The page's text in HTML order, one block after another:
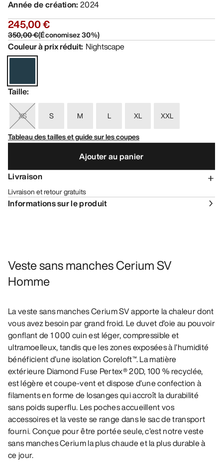
Année de création: 2024
245,00 €
350,00 €(Économisez30%)
Couleur à prix réduit: Nightscape
Taille:
XS S M L XL
XXL
Tableau des tailles et guide sur les coupes
Ajouter au panier
Livraison
Livraison et retour gratuits
Informations sur le produit
Veste sans manches Cerium SV
Homme
La veste sans manches Cerium SV apporte la chaleur dont
vous avez besoin par grand froid. Le duvet d’oie au pouvoir
gonflant de 1 000 cuin est léger, compressible et
ultramoelleux, tandis que les zones exposées à l’humidité
bénéficient d’une isolation Coreloft™. La matière
extérieure Diamond Fuse Pertex® 20D, 100 % recyclée,
est légère et coupe-vent et dispose d’une confection à
filaments en forme de losanges qui accroît la durabilité
sans poids superflu. Les poches accueillent vos
accessoires et la veste se range dans le sac de transport
fourni. Conçue pour être portée seule, c’est notre veste
sans manches Cerium la plus chaude et la plus durable à
ce jour.